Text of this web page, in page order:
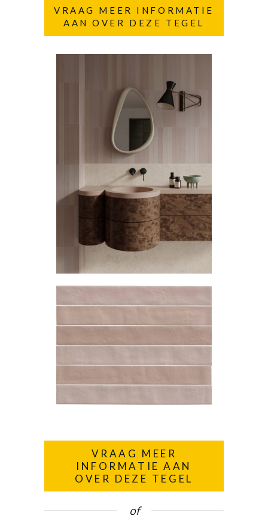
VRAAG MEER INFORMATIE
AAN OVER DEZE TEGEL
VRAAG MEER
INFORMATIE AAN
OVER DEZE TEGEL
of